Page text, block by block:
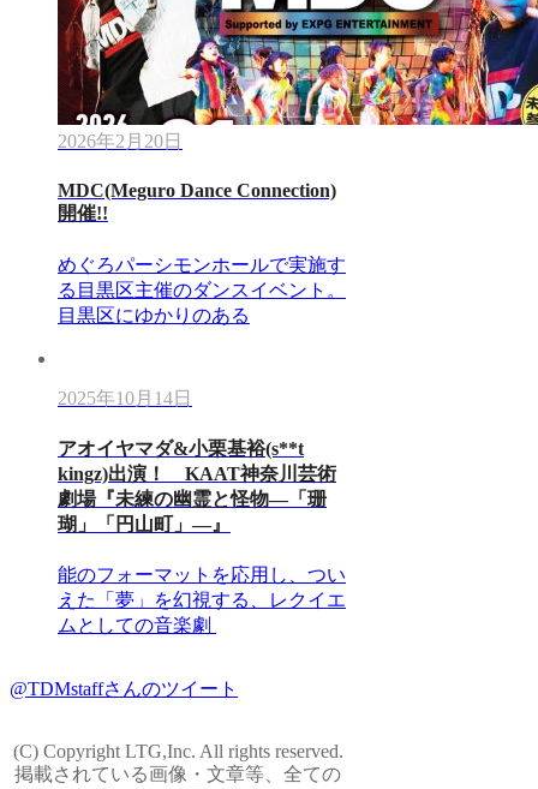
2026年2月20日
MDC(Meguro Dance Connection)
開催!!
めぐろパーシモンホールで実施す
る目黒区主催のダンスイベント。
目黒区にゆかりのある
2025年10月14日
アオイヤマダ&小栗基裕(s**t
kingz)出演！ KAAT神奈川芸術
劇場『未練の幽霊と怪物―「珊
瑚」「円山町」―』
能のフォーマットを応用し、つい
えた「夢」を幻視する、レクイエ
ムとしての音楽劇
@TDMstaffさんのツイート
(C) Copyright LTG,Inc. All rights reserved.
掲載されている画像・文章等、全ての